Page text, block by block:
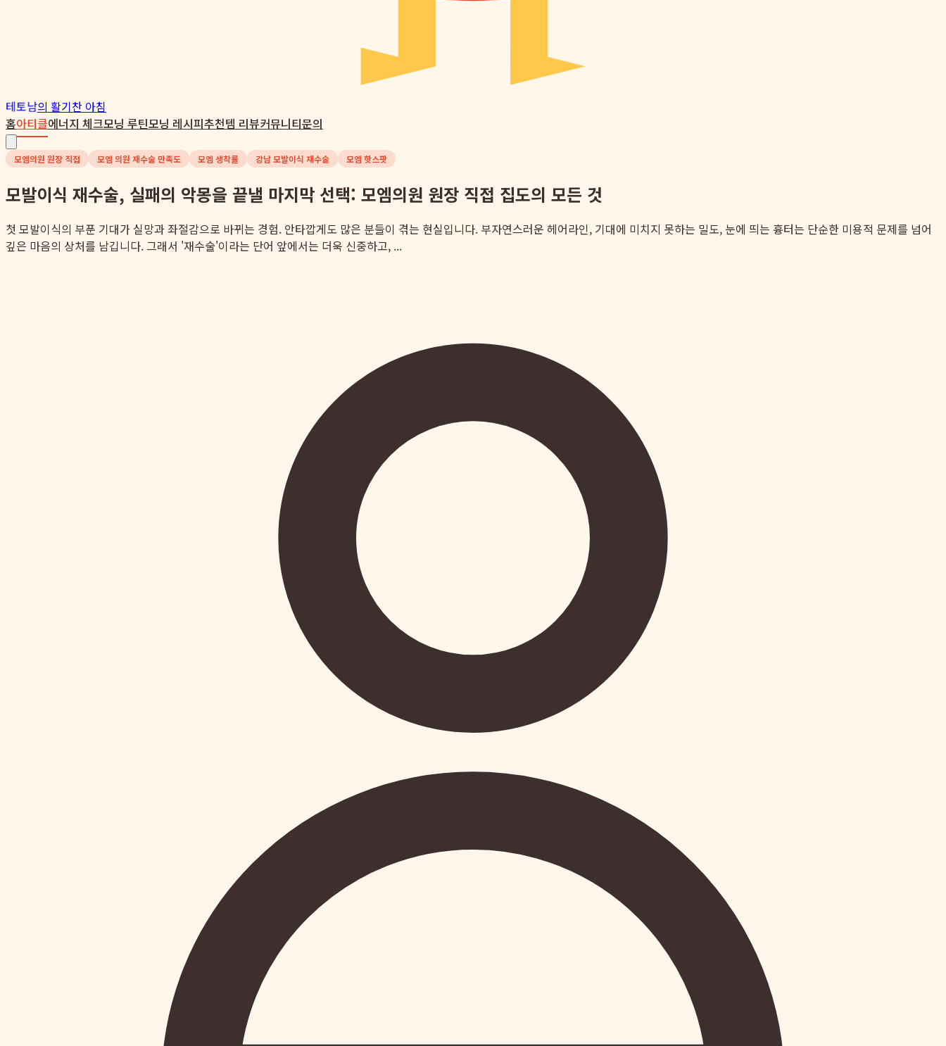
테토남의 활기찬 아침
홈아티클에너지 체크모닝 루틴모닝 레시피추천템 리뷰커뮤니티문의
모엠의원 원장 직접 모엠 의원 재수술 만족도 모엠 생착률 강남 모발이식 재수술 모엠 핫스팟
모발이식 재수술, 실패의 악몽을 끝낼 마지막 선택: 모엠의원 원장 직접 집도의 모든 것
첫 모발이식의 부푼 기대가 실망과 좌절감으로 바뀌는 경험. 안타깝게도 많은 분들이 겪는 현실입니다. 부자연스러운 헤어라인, 기대에 미치지 못하는 밀도, 눈에 띄는 흉터는 단순한 미용적 문제를 넘어
깊은 마음의 상처를 남깁니다. 그래서 '재수술'이라는 단어 앞에서는 더욱 신중하고, ...